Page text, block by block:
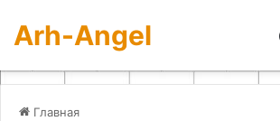
Arh-Angel
Главная